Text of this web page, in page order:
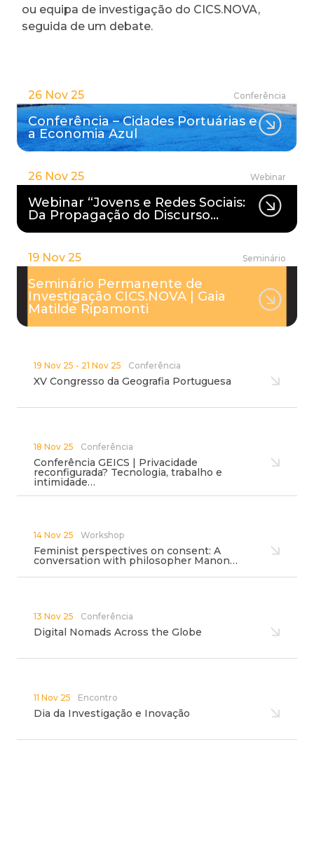
ou equipa de investigação do CICS.NOVA,
seguida de um debate.
26 Nov 25 Conferência
Conferência – Cidades Portuárias e
a Economia Azul
26 Nov 25 Webinar
Webinar “Jovens e Redes Sociais:
Da Propagação do Discurso…
19 Nov 25 Seminário
Seminário Permanente de
Investigação CICS.NOVA | Gaia
Matilde Ripamonti
19 Nov 25 - 21 Nov 25 Conferência
XV Congresso da Geografia Portuguesa
18 Nov 25 Conferência
Conferência GEICS | Privacidade
reconfigurada? Tecnologia, trabalho e
intimidade…
14 Nov 25 Workshop
Feminist perspectives on consent: A
conversation with philosopher Manon…
13 Nov 25 Conferência
Digital Nomads Across the Globe
11 Nov 25 Encontro
Dia da Investigação e Inovação